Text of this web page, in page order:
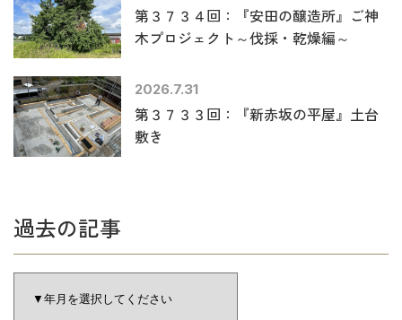
第３７３４回：『安田の醸造所』ご神
木プロジェクト～伐採・乾燥編～
2026.7.31
第３７３３回：『新赤坂の平屋』土台
敷き
過去の記事